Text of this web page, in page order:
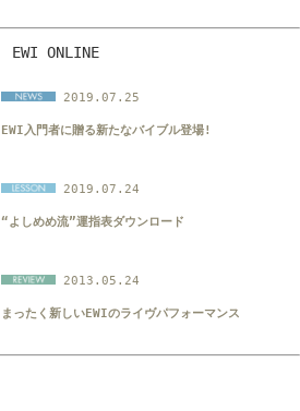
EWI ONLINE
2019.07.25
EWI入門者に贈る新たなバイブル登場!
2019.07.24
“よしめめ流”運指表ダウンロード
2013.05.24
まったく新しいEWIのライヴパフォーマンス